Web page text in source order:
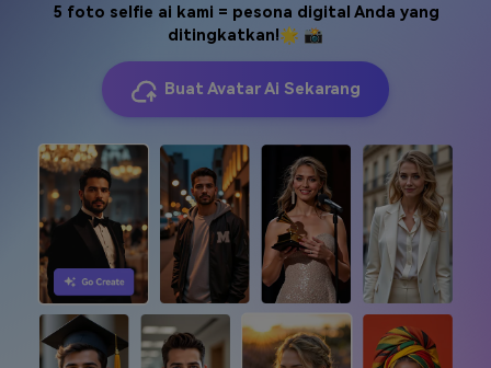
5 foto selfie ai kami = pesona digital Anda yang
ditingkatkan!🌟 📸
Buat Avatar Ai Sekarang